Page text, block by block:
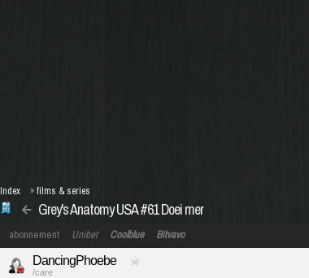
Grey's Anatomy USA #61 Doei mer
Index »films & series
abonnement Unibet Coolblue Bitvavo
DancingPhoebe
/care